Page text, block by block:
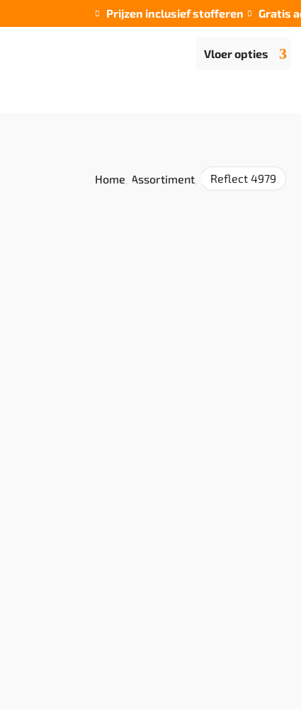
 Prijzen inclusief stofferen  Gratis
Vloer opties
Home Assortiment Reflect 4979